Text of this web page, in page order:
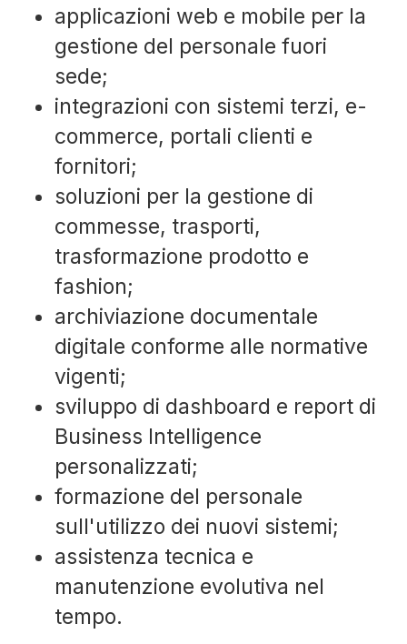
applicazioni web e mobile per la
gestione del personale fuori
sede;
integrazioni con sistemi terzi, e-
commerce, portali clienti e
fornitori;
soluzioni per la gestione di
commesse, trasporti,
trasformazione prodotto e
fashion;
archiviazione documentale
digitale conforme alle normative
vigenti;
sviluppo di dashboard e report di
Business Intelligence
personalizzati;
formazione del personale
sull'utilizzo dei nuovi sistemi;
assistenza tecnica e
manutenzione evolutiva nel
tempo.